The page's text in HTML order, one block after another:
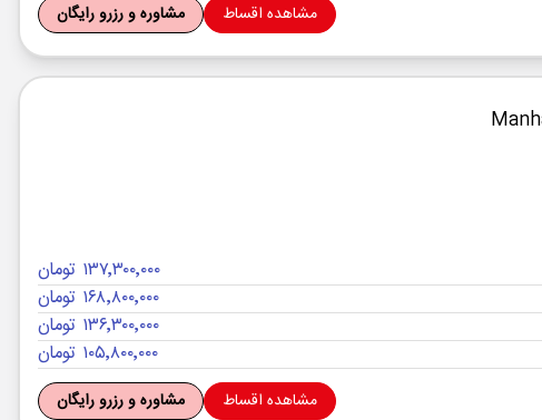
مشاهده اقساط مشاوره و رزرو رایگان
۱۳۷٬۳۰۰٬۰۰۰ تومان
۱۶۸٬۸۰۰٬۰۰۰ تومان
۱۳۶٬۳۰۰٬۰۰۰ تومان
۱۰۵٬۸۰۰٬۰۰۰ تومان
مشاهده اقساط مشاوره و رزرو رایگان